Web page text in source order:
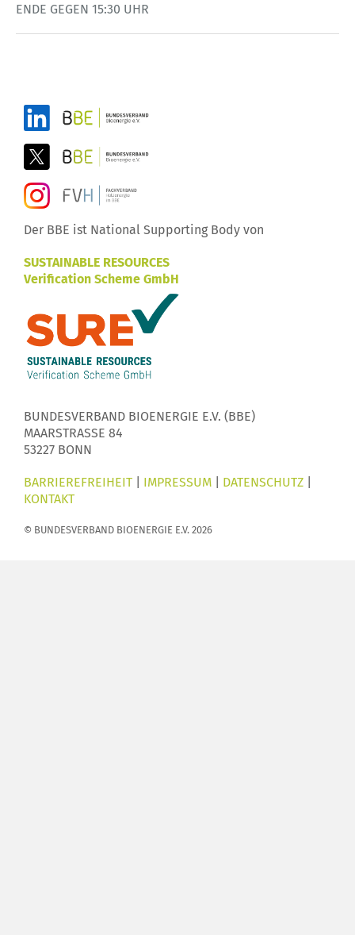
ENDE GEGEN 15:30 UHR
Der BBE ist National Supporting Body von
SUSTAINABLE RESOURCES
Verification Scheme GmbH
BUNDESVERBAND BIOENERGIE E.V. (BBE)
MAARSTRASSE 84
53227 BONN
BARRIEREFREIHEIT IMPRESSUM DATENSCHUTZ
KONTAKT
© BUNDESVERBAND BIOENERGIE E.V. 2026